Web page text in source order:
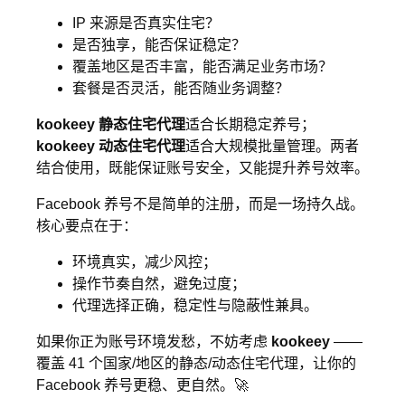
IP 来源是否真实住宅？
是否独享，能否保证稳定？
覆盖地区是否丰富，能否满足业务市场？
套餐是否灵活，能否随业务调整？
kookeey 静态住宅代理适合长期稳定养号；
kookeey 动态住宅代理适合大规模批量管理。两者
结合使用，既能保证账号安全，又能提升养号效率。
Facebook 养号不是简单的注册，而是一场持久战。
核心要点在于：
环境真实，减少风控；
操作节奏自然，避免过度；
代理选择正确，稳定性与隐蔽性兼具。
如果你正为账号环境发愁，不妨考虑 kookeey ——
覆盖 41 个国家/地区的静态/动态住宅代理，让你的
Facebook 养号更稳、更自然。🚀